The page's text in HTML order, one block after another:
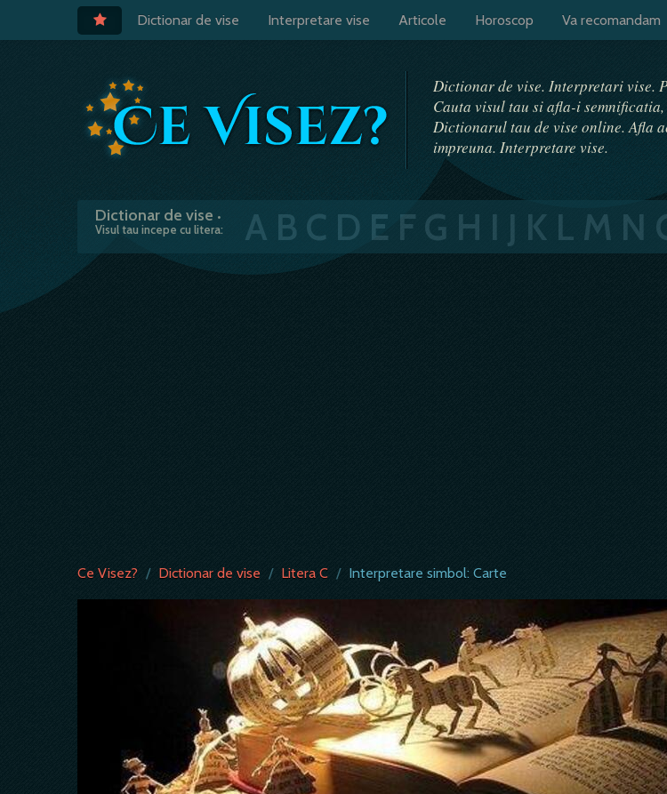
Dictionar de vise Interpretare vise Articole Horoscop Va recomandam
Dictionar de vise. Interpretari vise.
Cauta visul tau si afla-i
Dictionarul tau de vise online. Afla
impreuna. Interpretare vise.
Dictionar de vise •
Visul tau incepe cu litera:
A B C D E F G H I J K L M N
Ce Visez? / Dictionar de vise / Litera C / Interpretare simbol: Carte